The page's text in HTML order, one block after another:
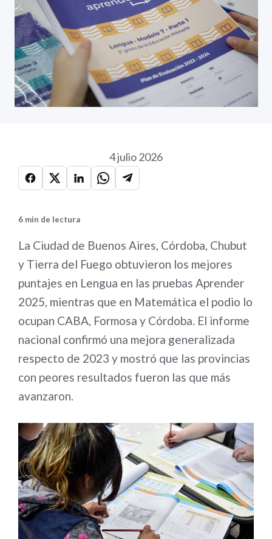
4 julio 2026
6 min de lectura
La Ciudad de Buenos Aires, Córdoba, Chubut
y Tierra del Fuego obtuvieron los mejores
puntajes en Lengua en las pruebas Aprender
2025, mientras que en Matemática el podio lo
ocupan CABA, Formosa y Córdoba. El informe
nacional confirmó una mejora generalizada
respecto de 2023 y mostró que las provincias
con peores resultados fueron las que más
avanzaron.